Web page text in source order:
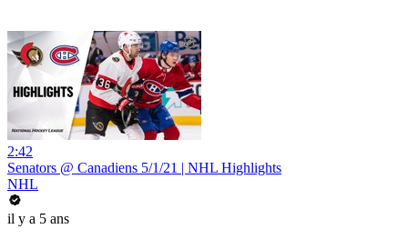
2:42
Senators @ Canadiens 5/1/21 | NHL Highlights
NHL
il y a 5 ans